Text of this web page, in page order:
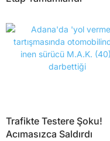
Trafikte Testere Şoku!
Acımasızca Saldırdı